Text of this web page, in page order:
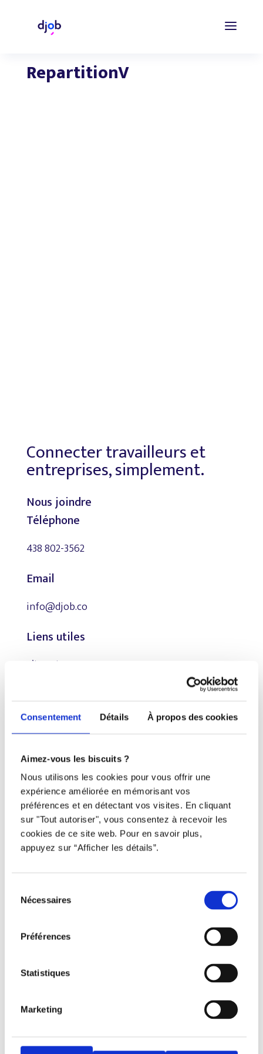
Consentement Détails À propos des cookies
Aimez-vous les biscuits ?
Nous utilisons les cookies pour vous offrir une
expérience améliorée en mémorisant vos
préférences et en détectant vos visites. En cliquant
sur "Tout autoriser", vous consentez à recevoir les
cookies de ce site web. Pour en savoir plus,
appuyez sur “Afficher les détails”.
Nécessaires
Préférences
Statistiques
Marketing
RepartitionV
Connecter travailleurs et
entreprises, simplement.
Nous joindre
Téléphone
438 802-3562
Email
info@djob.co
Liens utiles
S’inscrire
Nous contacter
Restez à l’affût !
Tous droits réservés © Djob
Djob est une plateforme inclusive qui offre des
fins d’allégement uniquement.